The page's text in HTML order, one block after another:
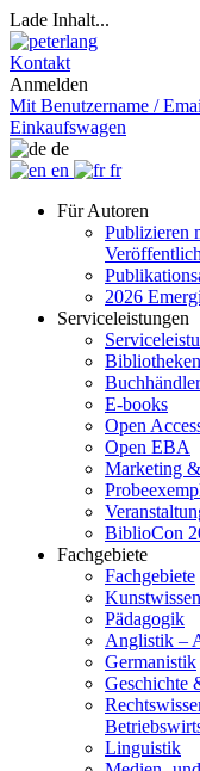
Lade Inhalt...
Kontakt
Anmelden
Mit Benutzername /
Einkaufswagen
de
en
fr
Für Autoren
Publizieren
2026
Serviceleistungen
Bibliotheken
Buchhändler
E-books
Open
Open EBA
Marketing
BiblioCon
Fachgebiete
Fachgebiete
Pädagogik
Anglistik –
Germanistik
Geschichte
Linguistik